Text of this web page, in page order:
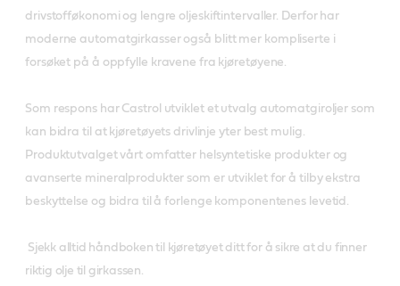
drivstofføkonomi og lengre oljeskiftintervaller. Derfor har
moderne automatgirkasser også blitt mer kompliserte i
forsøket på å oppfylle kravene fra kjøretøyene.
Som respons har Castrol utviklet et utvalg automatgiroljer som
kan bidra til at kjøretøyets drivlinje yter best mulig.
Produktutvalget vårt omfatter helsyntetiske produkter og
avanserte mineralprodukter som er utviklet for å tilby ekstra
beskyttelse og bidra til å forlenge komponentenes levetid.
Sjekk alltid håndboken til kjøretøyet ditt for å sikre at du finner
riktig olje til girkassen.